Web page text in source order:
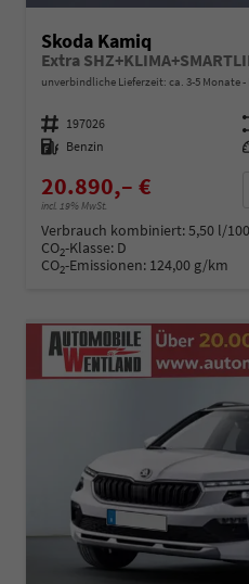
Skoda Kamiq
Extra
unverbindliche Lieferzeit: ca. 3-5 Monate
Fahrzeugnummer 197026
Kraftstoff Benzin
20.890,– €
incl. 19% MwSt.
Verbrauch kombiniert:5,50 l/
CO2-Klasse: D
CO2-Emissionen: 124,00 g/km